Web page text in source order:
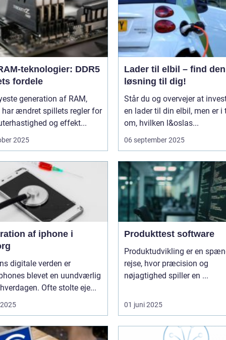
teknologier: DDR5
fordele
generation af RAM,
har ændret spillets regler for
og effekt...
2025
Lader til elbil – find
løsning til dig!
Står du og overvejer at
en lader til din elbil, men er i
om, hvilken l&oslas...
06 september 2025
af iphone i
digitale verden er
blevet en uundværlig
Ofte stolte eje...
Produkttest software
Produktudvikling er en
rejse, hvor præcision og
nøjagtighed spiller en ...
01 juni 2025